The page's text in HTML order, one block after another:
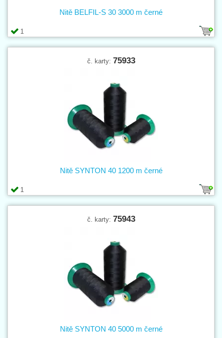
1
Nitě BELFIL-S 30 3000 m černé
č. karty: 75933
1
Nitě SYNTON 40 1200 m černé
č. karty: 75943
Nitě SYNTON 40 5000 m černé